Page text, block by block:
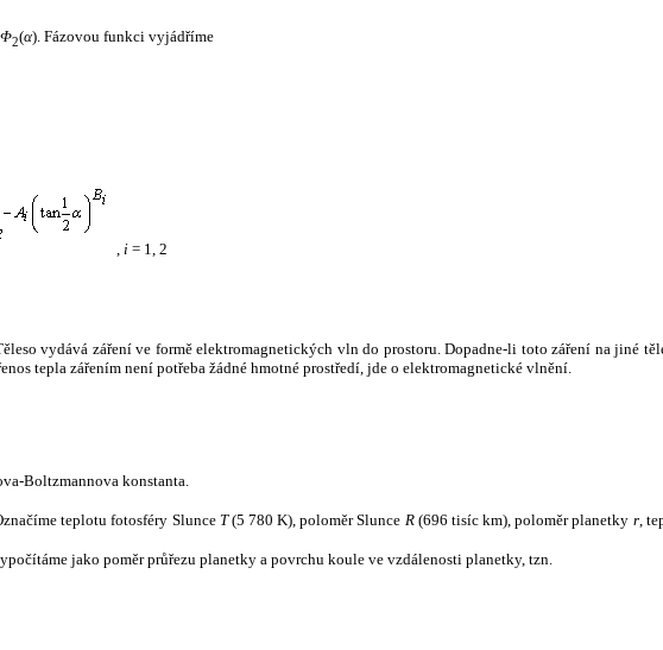
Φ2(α). Fázovou funkci vyjádříme
, i = 1, 2
vydává záření ve formě elektromagnetických vln do prostoru. Dopadne-li toto záření na jiné
tepla zářením není potřeba žádné hmotné prostředí, jde o elektromagnetické vlnění.
Boltzmannova konstanta.
teplotu fotosféry Slunce T(5 780 K), poloměr Slunce R(696 tisíc km), poloměr planetky r,
jako poměr průřezu planetky a povrchu koule ve vzdálenosti planetky, tzn.